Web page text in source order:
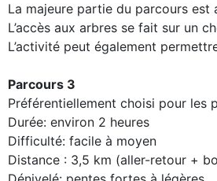
La majeure partie du parcours est
L’accès aux arbres se fait sur un
L’activité peut également
Parcours 3
Préférentiellement choisi pour les
Durée: environ 2 heures
Difficulté: facile à moyen
Distance : 3,5 km (aller-retour +